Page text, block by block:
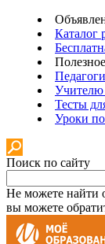
Каталог
Полезное
Учителю
Тесты
Уроки
Поиск по сайту
Не можете найти
вы можете